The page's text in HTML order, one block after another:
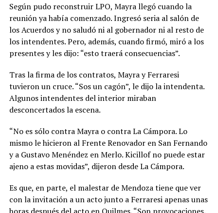
Según pudo reconstruir LPO, Mayra llegó cuando la
reunión ya había comenzado. Ingresó seria al salón de
los Acuerdos y no saludó ni al gobernador ni al resto de
los intendentes. Pero, además, cuando firmó, miró a los
presentes y les dijo: “esto traerá consecuencias”.
Tras la firma de los contratos, Mayra y Ferraresi
tuvieron un cruce. “Sos un cagón”, le dijo la intendenta.
Algunos intendentes del interior miraban
desconcertados la escena.
“No es sólo contra Mayra o contra La Cámpora. Lo
mismo le hicieron al Frente Renovador en San Fernando
y a Gustavo Menéndez en Merlo. Kicillof no puede estar
ajeno a estas movidas”, dijeron desde La Cámpora.
Es que, en parte, el malestar de Mendoza tiene que ver
con la invitación a un acto junto a Ferraresi apenas unas